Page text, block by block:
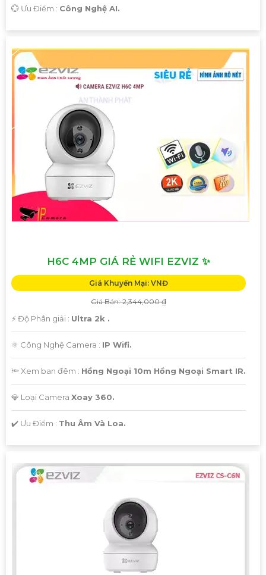
️💮 Ưu Điểm : Công Nghệ AI.
H6C 4MP GIÁ RẺ WIFI EZVIZ ✨
Giá Khuyến Mại: VNĐ
Giá Bán: 2,344,000 ₫
️⚡ Độ Phân giải : Ultra 2k .
⚛️ Công Nghệ Camera : IP Wifi.
🔦 Xem ban đêm : Hồng Ngoại 10m Hồng Ngoại Smart IR.
💎 Loại Camera Xoay 360.
️✔️ Ưu Điểm : Thu Âm Và Loa.